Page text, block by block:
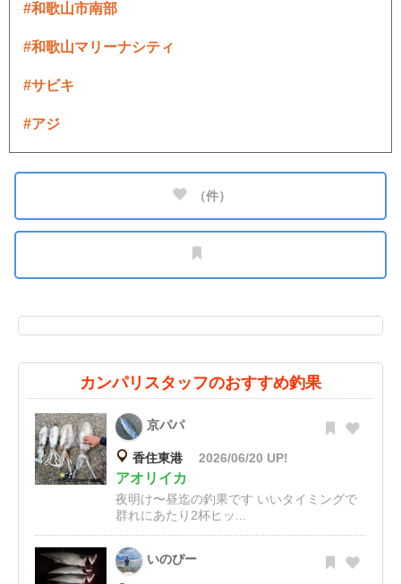
#和歌山市南部
#和歌山マリーナシティ
#サビキ
#アジ
（件）
カンパリスタッフのおすすめ釣果
京パパ
香住東港 2026/06/20 UP!
アオリイカ
夜明け〜昼迄の釣果です いいタイミングで
群れにあたり2杯ヒッ...
いのぴー